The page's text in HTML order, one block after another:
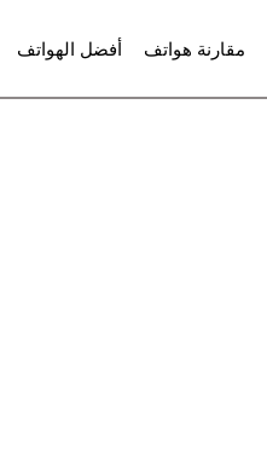
مقارنة هواتف أفضل الهواتف